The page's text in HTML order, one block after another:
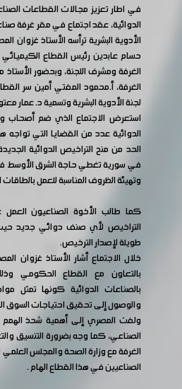
في اطار تعزيز مجالات القطاعات
الدوائية، عقد اجتماع في مقر غرفة
الأدوية البشرية ترأسه الأستاذ غزوان
حسام عابدين رئيس القطاع
الغرفة ومشرف اللجنة، وبحضور
الغرفة، أ.محمود المفتي أمين سر
لجنة الأدوية البشرية وتسمية د. عمار
استعرض الاجتماع الذي ضم أصحاب
الدوائية عدد من القضايا التي تواجه
الحد من منح التراخيص الدوائية
في سورية تغطي حاجة الشرق الأوسط
وتهيئة الظروف المناسبة للعمل بالطاقات
كما طالب الأخوة الصناعيون
التراخيص لأي صنف دوائي جديد
طويلة لإصدار الترخيص.
خلال الاجتماع أشار الأستاذ غزوان
بالتعاون مع القطاع الحكومي
بالصناعات الدوائية كونها تمثل
والوصول إلى تحقيق احتياجات السوق
ولفت المصري إلى أهمية شحذ الهمم
الصناعي، كما وجه بضرورة التنسيق
الغرفة مع وزارة الصحة والمجلس
الصناعيين في هذا القطاع الهام .